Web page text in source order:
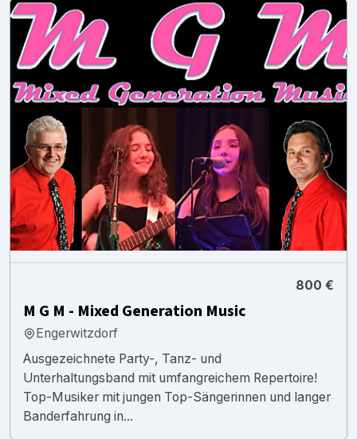
800 €
M G M - Mixed Generation Music
Engerwitzdorf
Ausgezeichnete Party-, Tanz- und
Unterhaltungsband mit umfangreichem Repertoire!
Top-Musiker mit jungen Top-Sängerinnen und langer
Banderfahrung in...